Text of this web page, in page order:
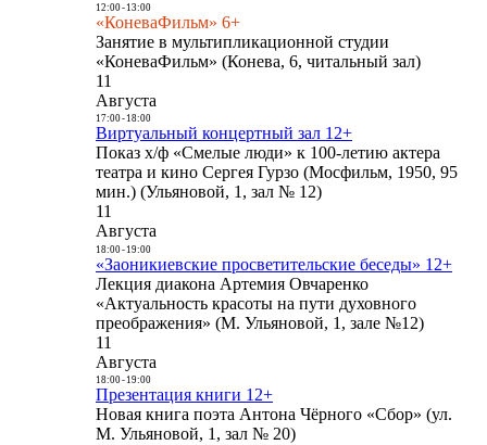
12:00- 13:00
«КоневаФильм» 6+
Занятие в мультипликационной студии
«КоневаФильм» (Конева, 6, читальный зал)
11
Августа
17:00- 18:00
Виртуальный концертный зал 12+
Показ х/ф «Смелые люди» к 100-летию актера
театра и кино Сергея Гурзо (Мосфильм, 1950, 95
мин.) (Ульяновой, 1, зал № 12)
11
Августа
18:00- 19:00
«Заоникиевские просветительские беседы» 12+
Лекция диакона Артемия Овчаренко
«Актуальность красоты на пути духовного
преображения» (М. Ульяновой, 1, зале №12)
11
Августа
18:00- 19:00
Презентация книги 12+
Новая книга поэта Антона Чёрного «Сбор» (ул.
М. Ульяновой, 1, зал № 20)